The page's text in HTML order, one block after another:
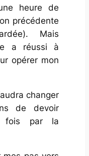
heure de
précédente
Mais
a réussi à
opérer mon
changer
de devoir
fois par la